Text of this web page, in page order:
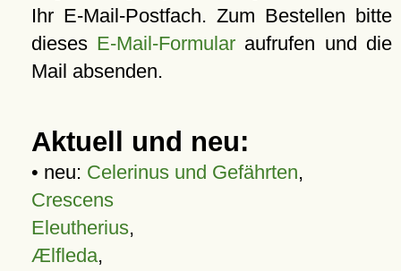
Ihr E-Mail-Postfach. Zum Bestellen bitte
dieses E-Mail-Formular aufrufen und die
Mail absenden.
Aktuell und neu:
• neu: Celerinus und Gefährten,
Crescens
Eleutherius,
Ælfleda,